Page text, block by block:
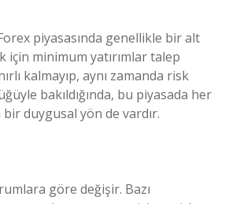
piyasasında genellikle bir alt
minimum yatırımlar talep
kalmayıp, aynı zamanda risk
bakıldığında, bu piyasada her
duygusal yön de vardır.
göre değişir. Bazı